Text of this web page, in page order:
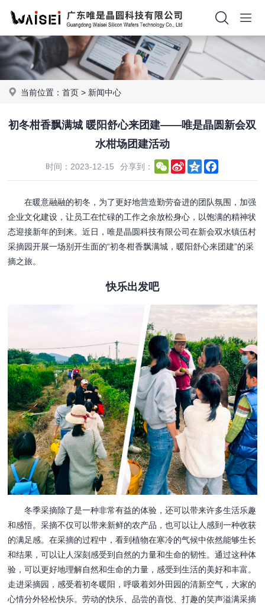
当前位置：首页 > 新闻中心
初冬柑香飘满城 暖阳舒心来团建——唯是晶圆新会双
水柑场团建活动
时间：2023-12-15 分享到： WeChat
Sina
Weibo
Qzone
在暖意融融的初冬，为了更好地营造勤劳奋进的团队氛围，加强
企业文化建设，让员工在忙碌的工作之余放松身心，以饱满的精神状
态迎接新年的到来。近日，唯是晶圆科技有限公司在新会双水镇伍村
采摘园开展一场别开生面的“初冬柑香飘满城，暖阳舒心来团建”的采
摘之旅。
快乐出发吧
冬季采摘除了是一种非常有益的体验，还可以带来许多生活乐趣
和感悟。采摘不仅可以带来新鲜的农产品，也可以让人感到一种收获
的满足感。在采摘的过程中，看到植物在寒冷的气候中依然能够生长
和结果，可以让人深刻感受到自然的力量和生命的韧性。通过这种体
验，可以更好地理解自然和生命的力量，感受到生活的美好和丰富。
走进采摘园，感受着初冬暖阳，呼吸着郊外田园的清新空气，大家的
心情分外轻松快乐。劳动的快乐、品尝的喜悦、打趣的笑声溢满采摘